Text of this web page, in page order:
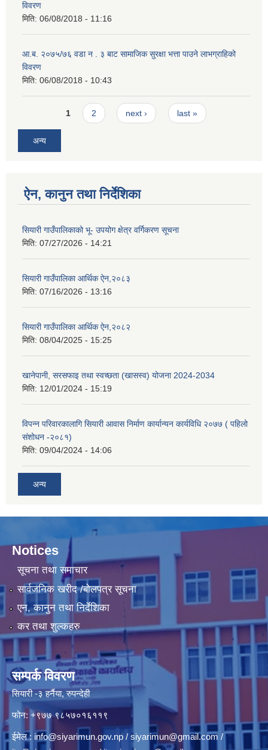
विवरण
मिति: 06/08/2018 - 11:16
आ.ब. २०७५/७६ वडा न . ३ बाट सामाजिक सुरक्षा भत्ता पाउने लाभग्राहिको
विवरण
मिति: 06/08/2018 - 10:43
Pages1 2 next › last »
अन्य
ऐन, कानुन तथा निर्देशिका
सियारी गाउँपालिकाको भू- उपयोग क्षेत्र वर्गिकरण सूचना
मिति: 07/27/2026 - 14:21
सियारी गाउँपालिका आर्थिक ऐन,२०८३
मिति: 07/16/2026 - 13:16
सियारी गाउँपालिका आर्थिक ऐन,२०८२
मिति: 08/04/2025 - 15:25
खानेपानी, सरसफाइ तथा स्वच्छता (खासस्व) योजना 2024-2034
मिति: 12/01/2024 - 15:19
विपन्न परिवारकालागि सियारी आवास निर्माण कार्यान्यन कार्यविधि २०७७ ( पहिलो
संशोधन -२०८१)
मिति: 09/04/2024 - 14:06
अन्य
Notices
सूचना तथा समाचार
सार्वजनिक खरीद /बोलपत्र सूचना
एन, कानुन तथा निर्देशिका
कर तथा शुल्कहरु
सम्पर्क विवरण
सियारी -३ हर्नैया, रुपन्देही
फोन: +९७७ ९८५७०१६११९
ईमेल : info@siyarimun.gov.np / siyarimun@gmail.com /